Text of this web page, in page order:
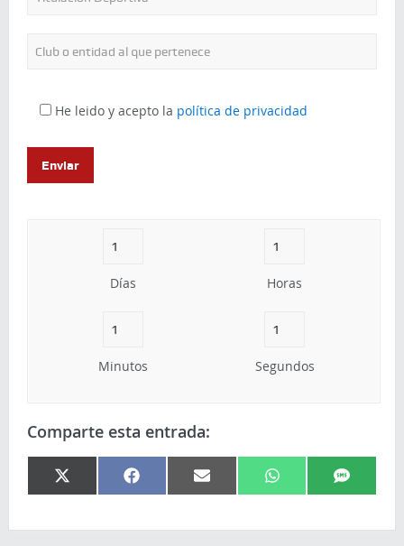
He leido y acepto la política de privacidad
Días Horas
Minutos Segundos
Comparte esta entrada:
X
(Twitter)
Facebook Email WhatsApp SMS